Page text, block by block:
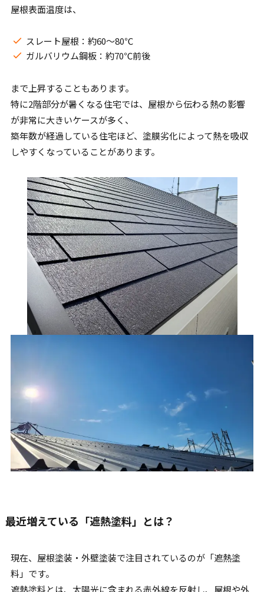
屋根表面温度は、
スレート屋根：約60〜80℃
ガルバリウム鋼板：約70℃前後
まで上昇することもあります。
特に2階部分が暑くなる住宅では、屋根から伝わる熱の影響
が非常に大きいケースが多く、
築年数が経過している住宅ほど、塗膜劣化によって熱を吸収
しやすくなっていることがあります。
最近増えている「遮熱塗料」とは？
現在、屋根塗装・外壁塗装で注目されているのが「遮熱塗
料」です。
遮熱塗料とは、太陽光に含まれる赤外線を反射し、屋根や外